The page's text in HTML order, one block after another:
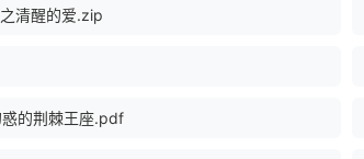
清醒的爱.zip
的荆棘王座.pdf